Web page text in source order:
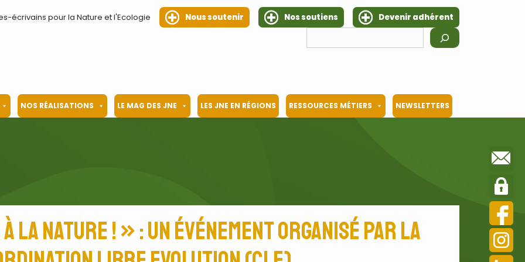
écrivains pour la Nature et l'Ecologie Nous soutenir Nos soutiens
Devenir adhérent
NOS RÉALISATIONS LE MAG DES JNE LES JNE EN RÉGIONS RESSOURCES MÉTIERS NEWSLETTERS
la nature ! » : un événement organisé par la